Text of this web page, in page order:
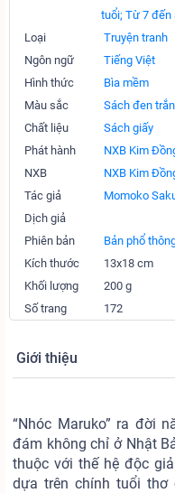
tuổi; Từ 7 đến
Loại
Truyện tranh
Ngôn ngữ
Tiếng Việt
Hình thức
Bìa mềm
Màu sắc
Sách đen
Chất liệu
Sách giấy
Phát hành
NXB Kim
NXB
NXB Kim
Tác giả
Momoko
Dịch giả
Phiên bản
Bản phổ
Kích thước
13x18 cm
Khối lượng
200 g
Số trang
172
Giới thiệu
“Nhóc Maruko” ra đời
đám không chỉ ở Nhật
thuộc với thế hệ độc
dựa trên chính tuổi thơ